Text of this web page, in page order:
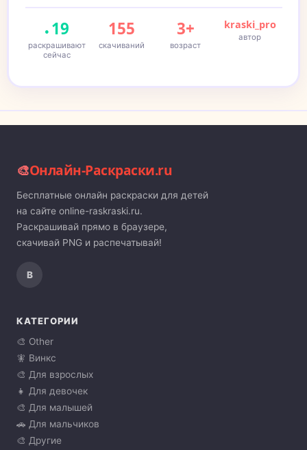
19
раскрашивают
сейчас
155
скачиваний
3+
возраст
kraski_pro
автор
🎨Онлайн-Раскраски.ru
Бесплатные онлайн раскраски для детей
на сайте online-raskraski.ru.
Раскрашивай прямо в браузере,
скачивай PNG и распечатывай!
В
КАТЕГОРИИ
🎨 Other
🧚 Винкс
🎨 Для взрослых
👧 Для девочек
🎨 Для малышей
🚗 Для мальчиков
🎨 Другие